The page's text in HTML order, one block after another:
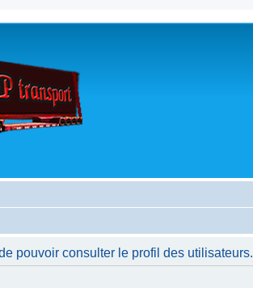
pouvoir consulter le profil des utilisateurs.